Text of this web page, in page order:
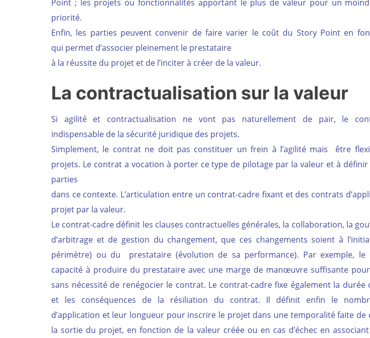
Point ; les projets ou fonctionnalités apportant le plus de valeur pour un
priorité.
Enfin, les parties peuvent convenir de faire varier le coût du Story Point en
qui permet d’associer pleinement le prestataire
à la réussite du projet et de l’inciter à créer de la valeur.
La contractualisation sur la valeur
Si agilité et contractualisation ne vont pas naturellement de pair, le
indispensable de la sécurité juridique des projets.
Simplement, le contrat ne doit pas constituer un frein à l’agilité mais être
projets. Le contrat a vocation à porter ce type de pilotage par la valeur et à
parties
dans ce contexte. L’articulation entre un contrat-cadre fixant et des contrats
projet par la valeur.
Le contrat-cadre définit les clauses contractuelles générales, la collaboration, la
d’arbitrage et de gestion du changement, que ces changements soient à
périmètre) ou du prestataire (évolution de sa performance). Par exemple, le
capacité à produire du prestataire avec une marge de manœuvre suffisante
sans nécessité de renégocier le contrat. Le contrat-cadre fixe également la
et les conséquences de la résiliation du contrat. Il définit enfin le
d’application et leur longueur pour inscrire le projet dans une temporalité faite
la sortie du projet, en fonction de la valeur créée ou en cas d’échec en